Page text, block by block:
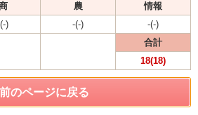
農
情報
) -(-)
-(-)
合計
18(18)
のページに戻る